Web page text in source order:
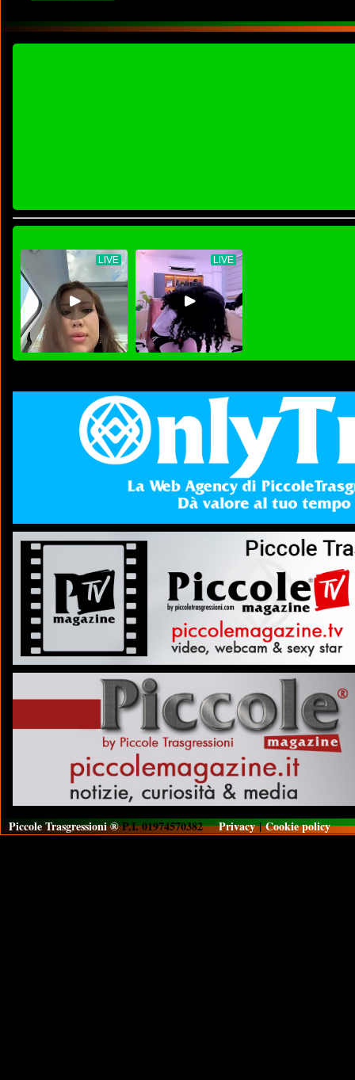
Piccole Trasgressioni ®P.I. 01974570382Privacy|Cookie policy